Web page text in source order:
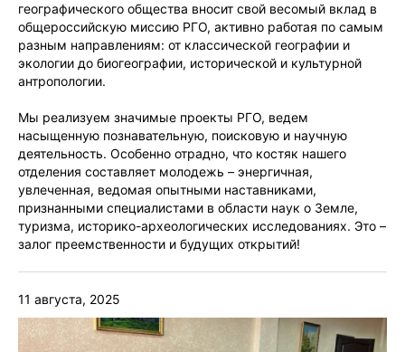
географического общества вносит свой весомый вклад в
общероссийскую миссию РГО, активно работая по самым
разным направлениям: от классической географии и
экологии до биогеографии, исторической и культурной
антропологии.
Мы реализуем значимые проекты РГО, ведем
насыщенную познавательную, поисковую и научную
деятельность. Особенно отрадно, что костяк нашего
отделения составляет молодежь – энергичная,
увлеченная, ведомая опытными наставниками,
признанными специалистами в области наук о Земле,
туризма, историко-археологических исследованиях. Это –
залог преемственности и будущих открытий!
11 августа, 2025